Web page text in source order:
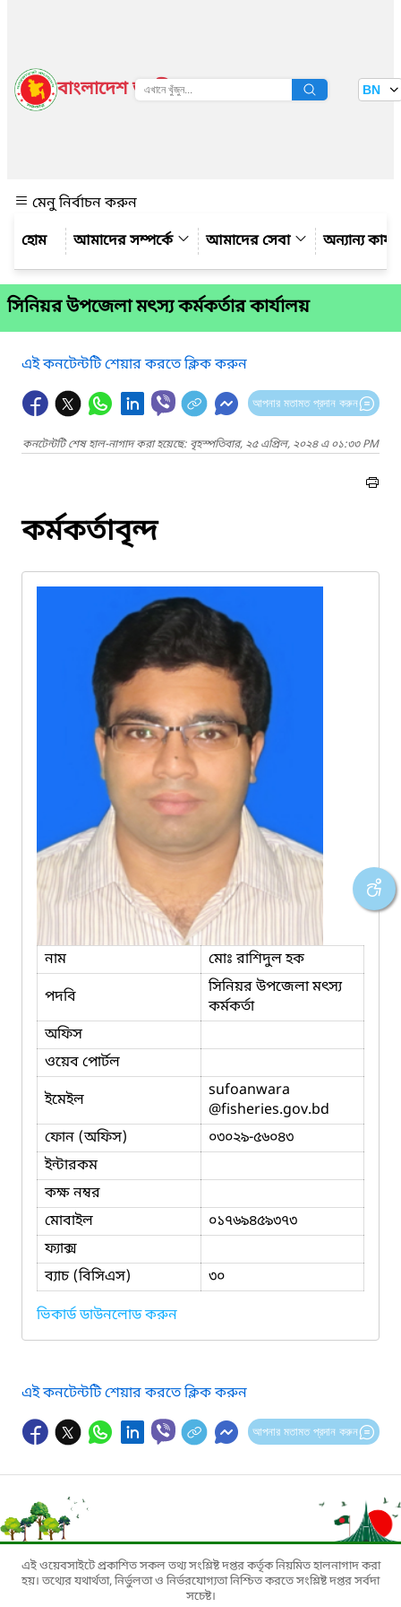
বাংলাদেশ জাতীয় তথ্য বাতায়ন BN
মেনু নির্বাচন করুন
আমাদের সম্পর্কে
আমাদের সেবা অন্যান্য
সিনিয়র উপজেলা মৎস্য কর্মকর্তার কার্যালয়
এই কনটেন্টটি শেয়ার করতে ক্লিক করুন
আপনার মতামত প্রদান করুন
কনটেন্টটি শেষ হাল-নাগাদ করা হয়েছে: বৃহস্পতিবার, ২৫ এপ্রিল, ২০২৪ এ ০১:৩৩ PM
কর্মকর্তাবৃন্দ
নাম
মোঃ রাশিদুল হক
পদবি
সিনিয়র উপজেলা মৎস্য
কর্মকর্তা
অফিস
ওয়েব পোর্টল
ইমেইল
sufoanwara
@fisheries.gov.bd
ফোন (অফিস)
০৩০২৯-৫৬০৪৩
ইন্টারকম
কক্ষ নম্বর
মোবাইল
০১৭৬৯৪৫৯৩৭৩
ফ্যাক্স
ব্যাচ (বিসিএস)
৩০
ভিকার্ড ডাউনলোড করুন
এই কনটেন্টটি শেয়ার করতে ক্লিক করুন
আপনার মতামত প্রদান করুন
এই ওয়েবসাইটে প্রকাশিত সকল তথ্য সংশ্লিষ্ট দপ্তর কর্তৃক নিয়মিত হালনাগাদ করা
হয়। তথ্যের যথার্থতা, নির্ভুলতা ও নির্ভরযোগ্যতা নিশ্চিত করতে সংশ্লিষ্ট দপ্তর সর্বদা
সচেষ্ট।